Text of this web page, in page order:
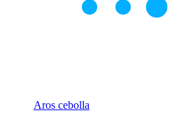
Aros cebolla